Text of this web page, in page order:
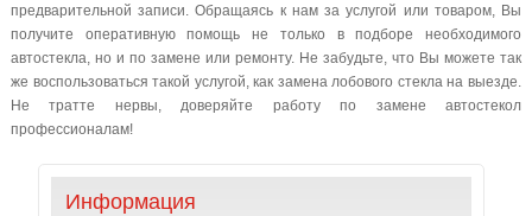
предварительной записи. Обращаясь к нам за услугой или товаром, Вы
получите оперативную помощь не только в подборе необходимого
автостекла, но и по замене или ремонту. Не забудьте, что Вы можете так
же воспользоваться такой услугой, как замена лобового стекла на выезде.
Не тратте нервы, доверяйте работу по замене автостекол
профессионалам!
Информация